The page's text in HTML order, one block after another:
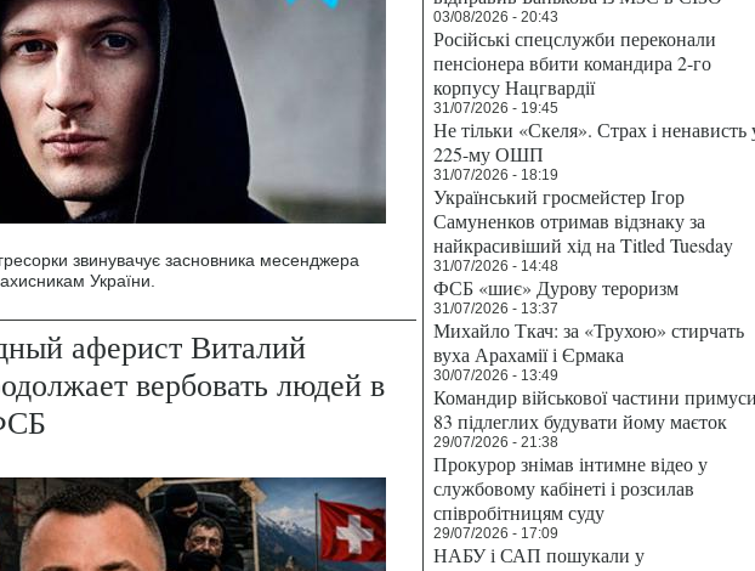
звинувачує засновника месенджера
України.
аферист Виталий
вербовать людей в
03/08/2026 - 20:43
Російські спецслужби переконали
пенсіонера вбити командира 2-го
корпусу Нацгвардії
31/07/2026 - 19:45
Не тільки «Скеля». Страх і ненависть
225-му ОШП
31/07/2026 - 18:19
Український гросмейстер Ігор
Самуненков отримав відзнаку за
найкрасивіший хід на Titled Tuesday
31/07/2026 - 14:48
ФСБ «шиє» Дурову тероризм
31/07/2026 - 13:37
Михайло Ткач: за «Трухою» стирчать
вуха Арахамії і Єрмака
30/07/2026 - 13:49
Командир військової частини
83 підлеглих будувати йому маєток
29/07/2026 - 21:38
Прокурор знімав інтимне відео у
службовому кабінеті і розсилав
співробітницям суду
29/07/2026 - 17:09
НАБУ і САП пошукали у